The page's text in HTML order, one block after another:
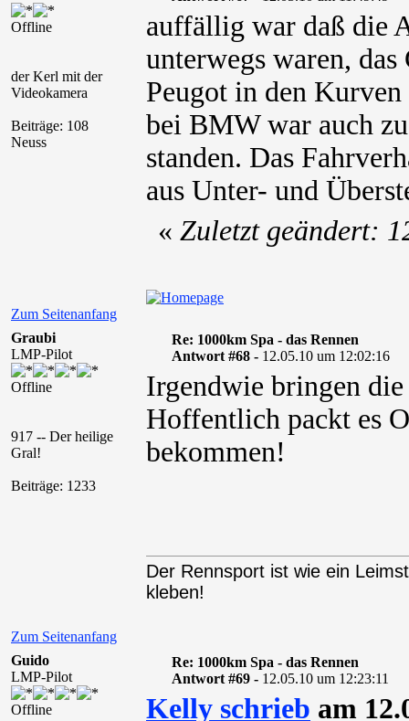
Offline
der Kerl mit der
Videokamera
Beiträge: 108
Neuss
auffällig war daß die
unterwegs waren,
Peugot in den
bei BMW war auch
standen. Das
aus Unter- und
Zum Seitenanfang
« Zuletzt geändert:
Graubi
LMP-Pilot
Offline
917 -- Der heilige
Gral!
Beiträge: 1233
Re: 1000km Spa - das Rennen
Antwort #68 - 12.05.10 um 12:02:16
Irgendwie bringen
Hoffentlich packt es
bekommen!
Zum Seitenanfang
Der Rennsport ist wie ein
kleben!
Guido
LMP-Pilot
Offline
Re: 1000km Spa - das Rennen
Antwort #69 - 12.05.10 um 12:23:11
Kelly schrieb am